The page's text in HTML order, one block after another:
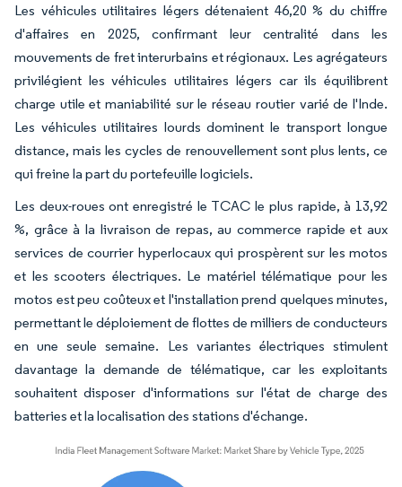
Les véhicules utilitaires légers détenaient 46,20 % du chiffre
d'affaires en 2025, confirmant leur centralité dans les
mouvements de fret interurbains et régionaux. Les agrégateurs
privilégient les véhicules utilitaires légers car ils équilibrent
charge utile et maniabilité sur le réseau routier varié de l'Inde.
Les véhicules utilitaires lourds dominent le transport longue
distance, mais les cycles de renouvellement sont plus lents, ce
qui freine la part du portefeuille logiciels.
Les deux-roues ont enregistré le TCAC le plus rapide, à 13,92
%, grâce à la livraison de repas, au commerce rapide et aux
services de courrier hyperlocaux qui prospèrent sur les motos
et les scooters électriques. Le matériel télématique pour les
motos est peu coûteux et l'installation prend quelques minutes,
permettant le déploiement de flottes de milliers de conducteurs
en une seule semaine. Les variantes électriques stimulent
davantage la demande de télématique, car les exploitants
souhaitent disposer d'informations sur l'état de charge des
batteries et la localisation des stations d'échange.